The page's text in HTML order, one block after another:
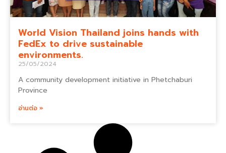
World Vision Thailand joins hands with
FedEx to drive sustainable
environments.
25/05/2024
A community development initiative in Phetchaburi
Province
อ่านต่อ »